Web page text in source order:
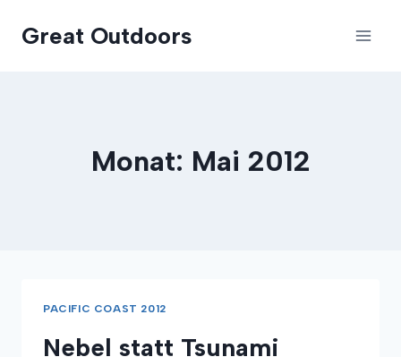
InhaltGreat Outdoors
Monat: Mai 2012
PACIFIC COAST 2012
Nebel statt Tsunami